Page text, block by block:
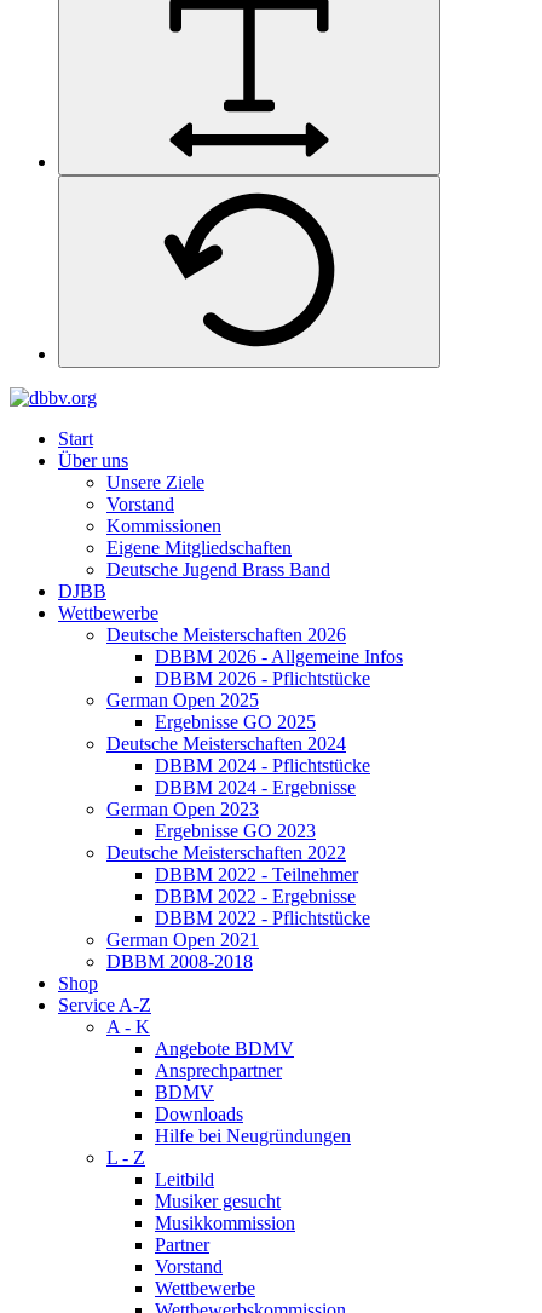
Start
Über uns
Unsere Ziele
Vorstand
Kommissionen
Eigene Mitgliedschaften
Deutsche Jugend Brass Band
DJBB
Wettbewerbe
Deutsche Meisterschaften 2026
DBBM 2026 - Allgemeine Infos
DBBM 2026 - Pflichtstücke
German Open 2025
Ergebnisse GO 2025
Deutsche Meisterschaften 2024
DBBM 2024 - Pflichtstücke
DBBM 2024 - Ergebnisse
German Open 2023
Ergebnisse GO 2023
Deutsche Meisterschaften 2022
DBBM 2022 - Teilnehmer
DBBM 2022 - Ergebnisse
DBBM 2022 - Pflichtstücke
German Open 2021
DBBM 2008-2018
Shop
Service A-Z
A - K
Angebote BDMV
Ansprechpartner
BDMV
Downloads
Hilfe bei Neugründungen
L - Z
Leitbild
Musiker gesucht
Musikkommission
Partner
Vorstand
Wettbewerbe